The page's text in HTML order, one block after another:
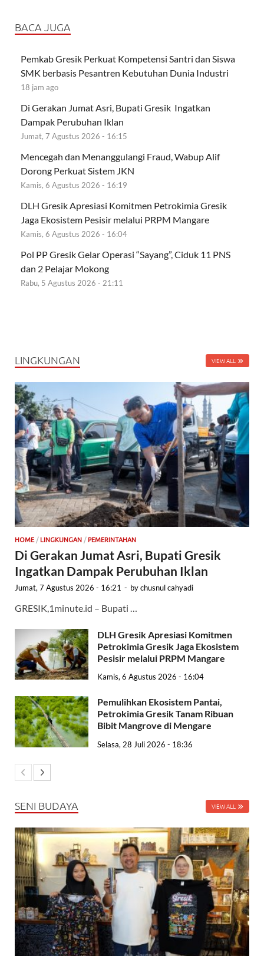
BACA JUGA
Pemkab Gresik Perkuat Kompetensi Santri dan Siswa
SMK berbasis Pesantren Kebutuhan Dunia Industri
18 jam ago
Di Gerakan Jumat Asri, Bupati Gresik Ingatkan
Dampak Perubuhan Iklan
Jumat, 7 Agustus 2026 - 16:15
Mencegah dan Menanggulangi Fraud, Wabup Alif
Dorong Perkuat Sistem JKN
Kamis, 6 Agustus 2026 - 16:19
DLH Gresik Apresiasi Komitmen Petrokimia Gresik
Jaga Ekosistem Pesisir melalui PRPM Mangare
Kamis, 6 Agustus 2026 - 16:04
Pol PP Gresik Gelar Operasi “Sayang”, Ciduk 11 PNS
dan 2 Pelajar Mokong
Rabu, 5 Agustus 2026 - 21:11
LINGKUNGAN VIEW ALL
HOME / LINGKUNGAN / PEMERINTAHAN
Di Gerakan Jumat Asri, Bupati Gresik
Ingatkan Dampak Perubuhan Iklan
Jumat, 7 Agustus 2026 - 16:21 - bychusnul cahyadi
GRESIK,1minute.id – Bupati …
DLH Gresik Apresiasi Komitmen
Petrokimia Gresik Jaga Ekosistem
Pesisir melalui PRPM Mangare
Kamis, 6 Agustus 2026 - 16:04
Pemulihkan Ekosistem Pantai,
Petrokimia Gresik Tanam Ribuan
Bibit Mangrove di Mengare
Selasa, 28 Juli 2026 - 18:36
SENI BUDAYA VIEW ALL